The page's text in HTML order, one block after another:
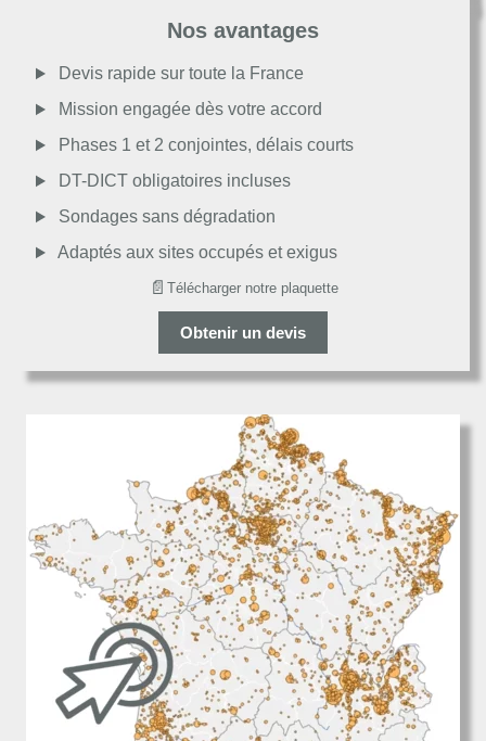
Moyen
Passable
Décevant
Nos avantages
Devis rapide sur toute la France
Mission engagée dès votre accord
Phases 1 et 2 conjointes, délais courts
DT-DICT obligatoires incluses
Sondages sans dégradation
Adaptés aux sites occupés et exigus
📄 Télécharger notre plaquette
Obtenir un devis